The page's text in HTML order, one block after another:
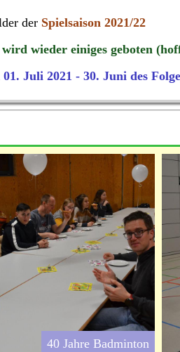
der Spielsaison 2021/22
wieder einiges geboten
Juli 2021 - 30. Juni des
40 Jahre Badminton